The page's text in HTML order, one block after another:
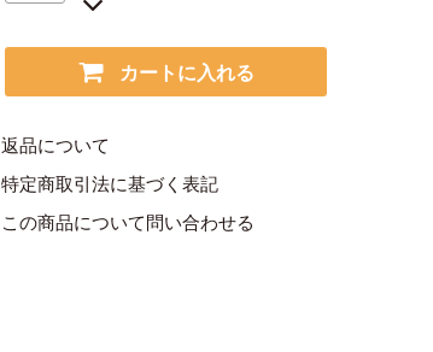
カートに入れる
返品について
特定商取引法に基づく表記
この商品について問い合わせる